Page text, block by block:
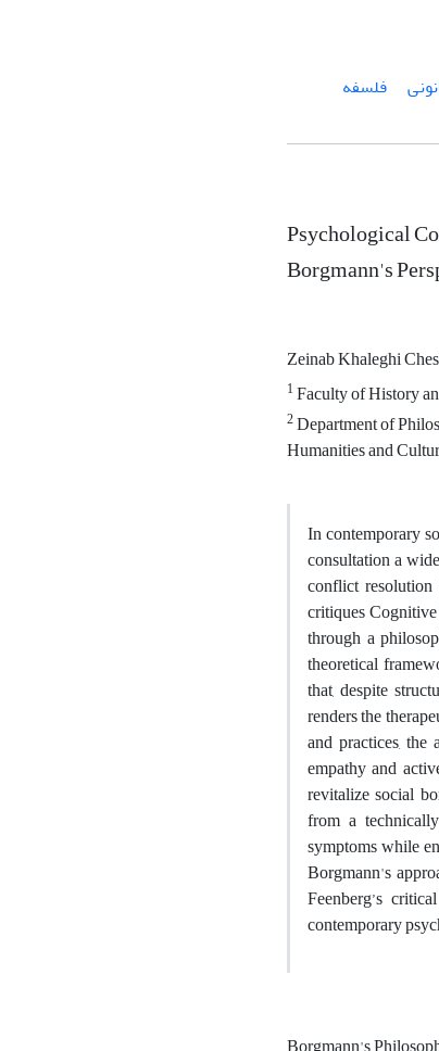
فلسفه
Psychological
Borgmann's
Zeinab Khaleghi
1Faculty of History
2Department of
Humanities and
In contemporary
consultation a
conflict
critiques
through a
theoretical
that, despite
renders the
and practices, the
empathy and
revitalize social
from a
symptoms while
Borgmann's
Feenberg’s
contemporary